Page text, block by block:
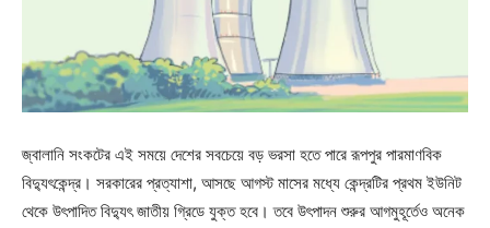
জ্বালানি সংকটের এই সময়ে দেশের সবচেয়ে বড় ভরসা হতে পারে রূপপুর পারমাণবিক
বিদ্যুৎকেন্দ্র। সরকারের প্রত্যাশা, আসছে আগস্ট মাসের মধ্যে কেন্দ্রটির প্রথম ইউনিট
থেকে উৎপাদিত বিদ্যুৎ জাতীয় গ্রিডে যুক্ত হবে। তবে উৎপাদন শুরুর আগমুহূর্তেও অনেক